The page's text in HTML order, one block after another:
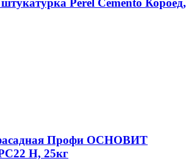
Perel Cemento Короед,
Профи ОСНОВИТ
H, 25кг